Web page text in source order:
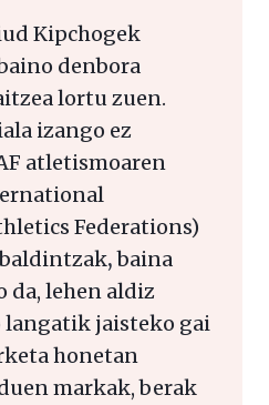
Kipchogek
denbora
lortu zuen.
izango ez
atletismoaren
Federations)
,baina
da, lehen aldiz
langatik jaisteko gai
honetan
markak, berak